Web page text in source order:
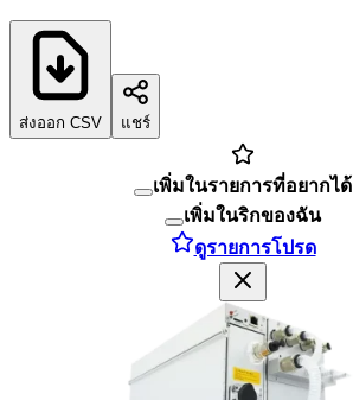
ส่งออก CSV แชร์
เพิ่มในรายการที่อยากได้
เพิ่มในริกของฉัน
ดูรายการโปรด